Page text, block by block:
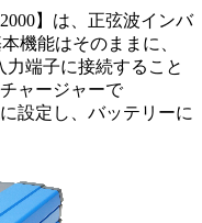
】は、正弦波インバ
機能はそのままに、
端子に接続すること
ャージャーで
設定し、バッテリーに